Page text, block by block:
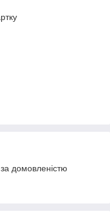
домовленістю